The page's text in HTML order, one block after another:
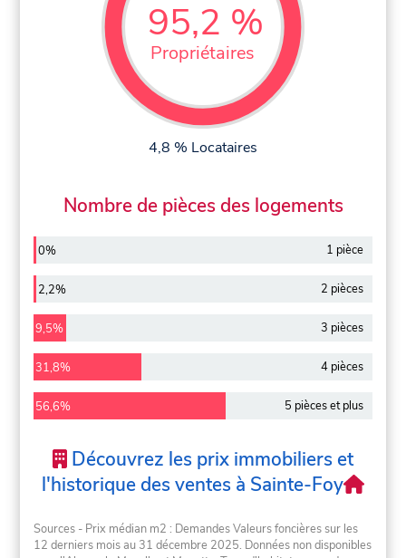
95,2 %
Propriétaires
4,8 % Locataires
Nombre de pièces des logements
0% 1 pièce
2,2% 2 pièces
9,5% 3 pièces
31,8% 4 pièces
56,6% 5 pièces et plus
Découvrez les prix immobiliers et
l'historique des ventes à Sainte-Foy
Sources - Prix médian m2 : Demandes Valeurs foncières sur les
12 derniers mois au 31 décembre 2025. Données non disponibles